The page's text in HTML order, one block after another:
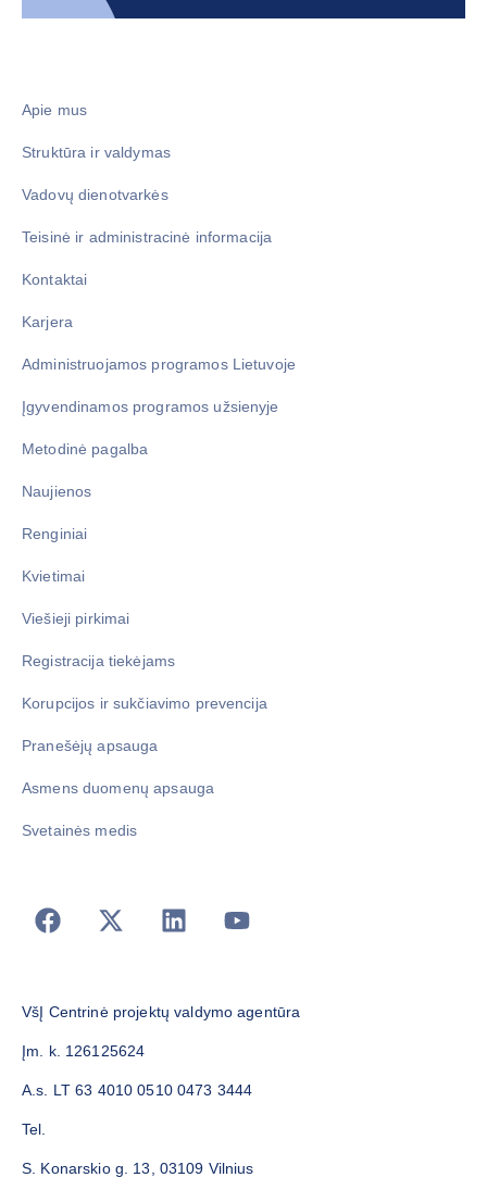
Apie mus
Struktūra ir valdymas
Vadovų dienotvarkės
Teisinė ir administracinė informacija
Kontaktai
Karjera
Administruojamos programos Lietuvoje
Įgyvendinamos programos užsienyje
Metodinė pagalba
Naujienos
Renginiai
Kvietimai
Viešieji pirkimai
Registracija tiekėjams
Korupcijos ir sukčiavimo prevencija
Pranešėjų apsauga
Asmens duomenų apsauga
Svetainės medis
VšĮ Centrinė projektų valdymo agentūra
Įm. k. 126125624
A.s. LT 63 4010 0510 0473 3444
Tel.
S. Konarskio g. 13, 03109 Vilnius